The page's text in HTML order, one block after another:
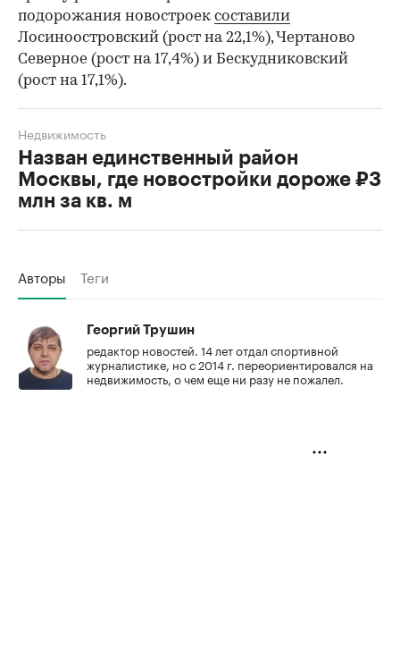
подорожания новостроек составили
Лосиноостровский (рост на 22,1%), Чертаново
Северное (рост на 17,4%) и Бескудниковский
(рост на 17,1%).
Назван единственный район
Москвы, где новостройки дороже ₽3
млн за кв. м
Недвижимость
Авторы Теги
Георгий Трушин
редактор новостей. 14 лет отдал спортивной
журналистике, но с 2014 г. переориентировался на
недвижимость, о чем еще ни разу не пожалел.